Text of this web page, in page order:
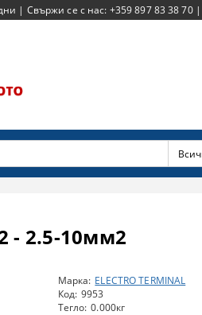
| Свържи се с нас: +359 897 83 38 70 |
- 2.5-10мм2
Марка: ELECTRO TERMINAL
Код: 9953
Тегло: 0.000кг